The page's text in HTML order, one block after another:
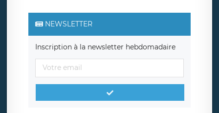
NEWSLETTER
Inscription à la newsletter hebdomadaire